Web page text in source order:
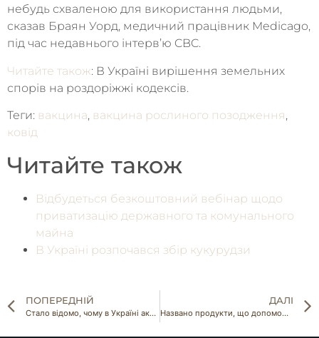
небудь схваленою для використання людьми,
сказав Браян Уорд, медичний працівник Medicago,
під час недавнього інтерв’ю CBC.
Читайте також: В Україні вирішення земельних
спорів на роздоріжжі кодексів.
Теги: вакцина, вакцина рослиного позодження,
ковід
Читайте також
Відбудеться безкоштовний вебінар щодо
приватизацію державного та комунального
майна
В Україні розпочався збір кукурудзи
ПОПЕРЕДНІЙ
Стало відомо, чому в Україні активно закриваються тепличні підприємства
ДАЛІ
Названо продукти, що допоможуть організму після пневмонії